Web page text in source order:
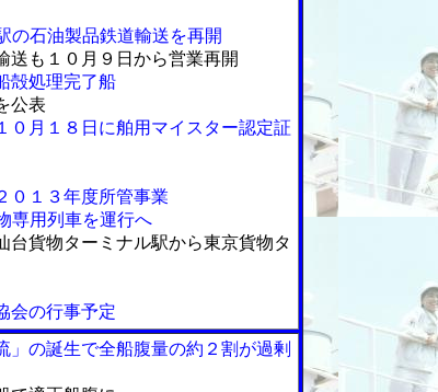
の石油製品鉄道輸送を再開
送も１０月９日から営業再開
殻処理完了船
公表
０月１８日に舶用マイスター認定証
０１３年度所管事業
専用列車を運行へ
貨物ターミナル駅から東京貨物タ
会の行事予定
」の誕生で全船腹量の約２割が過剰